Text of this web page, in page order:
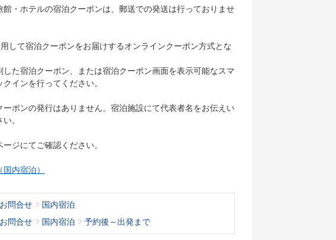
・ホテルの宿泊クーポンは、郵送での発送は行っておりませ
して宿泊クーポンをお届けするオンラインクーポン方式とな
た宿泊クーポン、または宿泊クーポン画面を表示可能なスマ
インを行ってください。
ポンの発行はありません。宿泊施設にて代表者名をお伝えい
。
ジにてご確認ください。
内宿泊）
問合せ
国内宿泊
問合せ
国内宿泊 予約後～出発まで